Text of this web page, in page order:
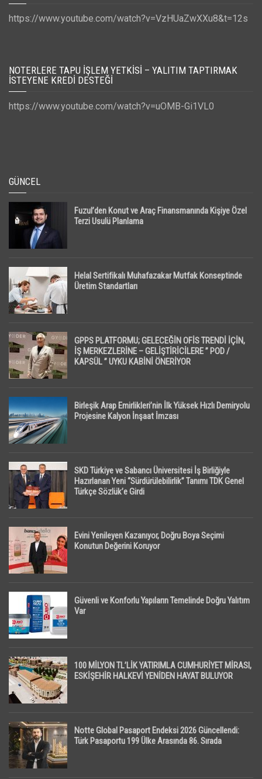
https://www.youtube.com/watch?v=VzHUaZwXXu8&t=12s
NOTERLERE TAPU İŞLEM YETKISI – YALITIM TAPTIRMAK
İSTEYENE KREDI DESTEĞI
https://www.youtube.com/watch?v=uOMB-Gi1VL0
GÜNCEL
Fuzul’den Konut ve Araç Finansmanında Kişiye Özel
Terzi Usulü Planlama
Helal Sertifikalı Muhafazakar Mutfak Konseptinde
Üretim Standartları
GPPS PLATFORMU; GELECEĞİN OFİS TRENDİ İÇİN,
İŞ MERKEZLERİNE – GELİŞTİRİCİLERE ” POD /
KAPSÜL ” UYKU KABİNİ ÖNERİYOR
Birleşik Arap Emirlikleri’nin İlk Yüksek Hızlı Demiryolu
Projesine Kalyon İnşaat İmzası
SKD Türkiye ve Sabancı Üniversitesi İş Birliğiyle
Hazırlanan Yeni “Sürdürülebilirlik” Tanımı TDK Genel
Türkçe Sözlük’e Girdi
Evini Yenileyen Kazanıyor, Doğru Boya Seçimi
Konutun Değerini Koruyor
Güvenli ve Konforlu Yapıların Temelinde Doğru Yalıtım
Var
100 MİLYON TL’LİK YATIRIMLA CUMHURİYET MİRASI,
ESKİŞEHİR HALKEVİ YENİDEN HAYAT BULUYOR
Notte Global Pasaport Endeksi 2026 Güncellendi:
Türk Pasaportu 199 Ülke Arasında 86. Sırada